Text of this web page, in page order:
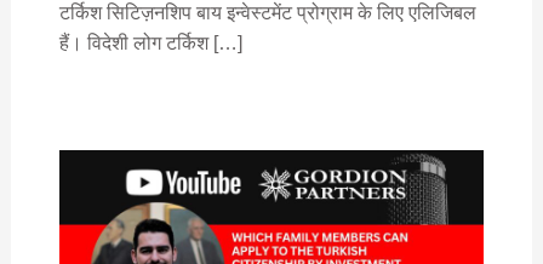
टर्किश सिटिज़नशिप बाय इन्वेस्टमेंट प्रोग्राम के लिए एलिजिबल
हैं। विदेशी लोग टर्किश […]